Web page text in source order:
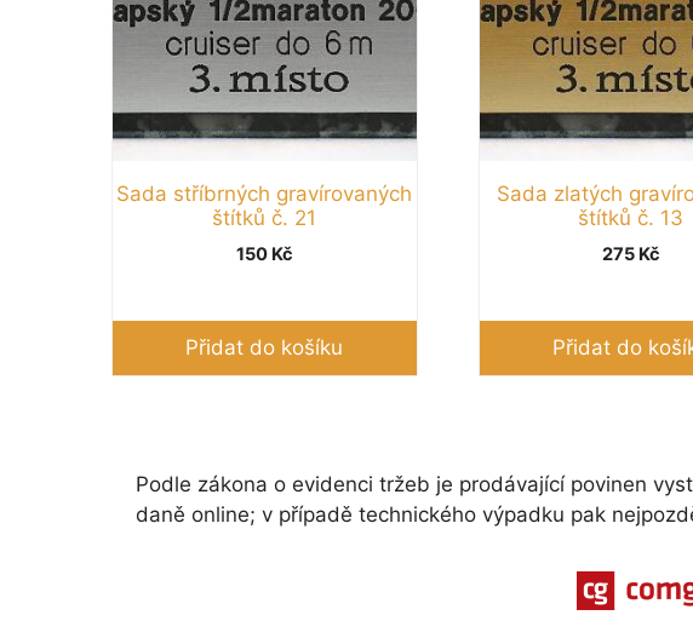
Sada stříbrných gravírovaných
štítků č. 21
150 Kč
Přidat do košíku
Sada zlatých
štítků č. 13
275 Kč
Přidat do
Podle zákona o evidenci tržeb je prodávající povinen
daně online; v případě technického výpadku pak